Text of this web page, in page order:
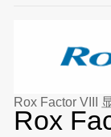
Rox Factor VIII
Rox